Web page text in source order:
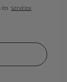
los Servicios